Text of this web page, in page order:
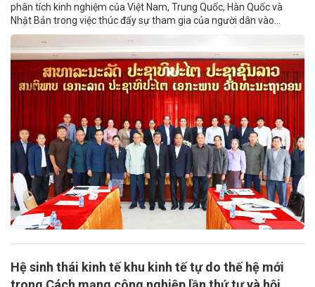
phân tích kinh nghiệm của Việt Nam, Trung Quốc, Hàn Quốc và
Nhật Bản trong việc thúc đẩy sự tham gia của người dân vào...
Hệ sinh thái kinh tế khu kinh tế tự do thế hệ mới